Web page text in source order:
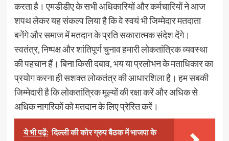
करता है। एमडीडीए के सभी अधिकारियों और कर्मचारियों ने आज
शपथ लेकर यह संकल्प लिया है कि वे स्वयं भी जिम्मेदार मतदाता
बनेंगे और समाज में मतदान के प्रति सकारात्मक संदेश देंगे।
स्वतंत्र, निष्पक्ष और शांतिपूर्ण चुनाव हमारी लोकतांत्रिक व्यवस्था
की पहचान हैं। बिना किसी दबाव, भय या प्रलोभन के मताधिकार का
प्रयोग करना ही सशक्त लोकतंत्र की आधारशिला है। हम सबकी
जिम्मेदारी है कि लोकतांत्रिक मूल्यों की रक्षा करें और अधिक से
अधिक नागरिकों को मतदान के लिए प्रेरित करें।
ये भी पढ़ें: दिल्ली की कोर ग्रुप बैठक में भाजपा के